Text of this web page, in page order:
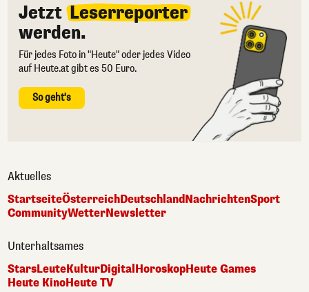
Jetzt Leserreporter
werden.
Für jedes Foto in "Heute" oder jedes Video
auf Heute.at gibt es 50 Euro.
So geht's
Aktuelles
StartseiteÖsterreichDeutschlandNachrichtenSport
CommunityWetterNewsletter
Unterhaltsames
StarsLeuteKulturDigital HoroskopHeute Games
Heute KinoHeute TV